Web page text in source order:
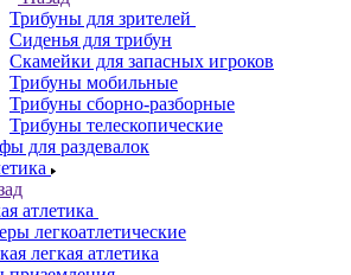
Трибуны для зрителей
Сиденья для трибун
Скамейки для запасных игроков
Трибуны мобильные
Трибуны сборно-разборные
Трибуны телескопические
для раздевалок
атлетика
легкоатлетические
легкая атлетика